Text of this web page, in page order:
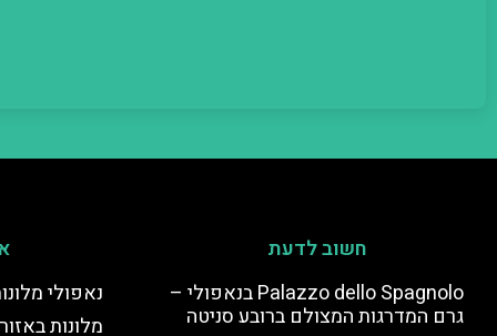
חשוב לדעת
Palazzo dello Spagnolo בנאפולי –
גרם המדרגות המצולם ברובע סניטה
נאפולי
מלונות